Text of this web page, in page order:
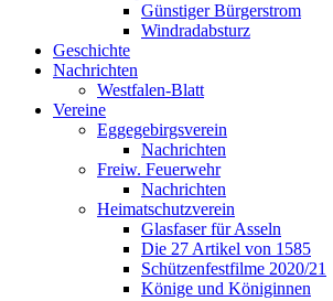
Günstiger Bürgerstrom
Windradabsturz
Geschichte
Nachrichten
Westfalen-Blatt
Vereine
Eggegebirgsverein
Nachrichten
Freiw. Feuerwehr
Nachrichten
Heimatschutzverein
Glasfaser für Asseln
Die 27 Artikel von 1585
Schützenfestfilme 2020/21
Könige und Königinnen